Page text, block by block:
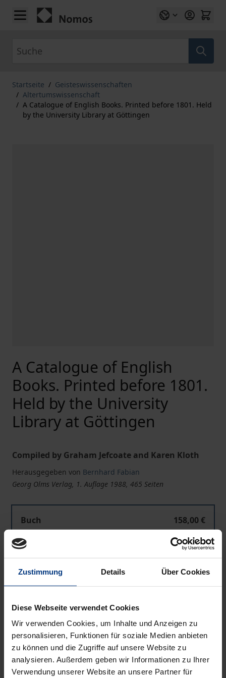
Zustimmung Details Über Cookies
Diese Webseite verwendet Cookies
Wir verwenden Cookies, um Inhalte und Anzeigen zu
personalisieren, Funktionen für soziale Medien anbieten
zu können und die Zugriffe auf unsere Website zu
analysieren. Außerdem geben wir Informationen zu Ihrer
Verwendung unserer Website an unsere Partner für
Zum Inhalt springen
Startseite / Geisteswissenschaften
/ Altertumswissenschaft
/ A Catalogue of English Books. Printed before 1801. Held
by the University Library at Göttingen
A Catalogue of English
Books. Printed before 1801.
Held by the University
Library at Göttingen
Compiled by Graham Jefcoate and Karen Kloth
Herausgegeben von Bernhard Fabian
Georg Olms Verlag, 1. Auflage 1988, 465 Seiten
Buch
158,00 €
ISBN 978-3-487-07890-8
Lieferbar
Preisangaben inkl. MwSt. Abhängig von der Lieferadresse
In den Warenkorb
Zur Wunschliste hinzufügen
Hinweise zu Versandkosten